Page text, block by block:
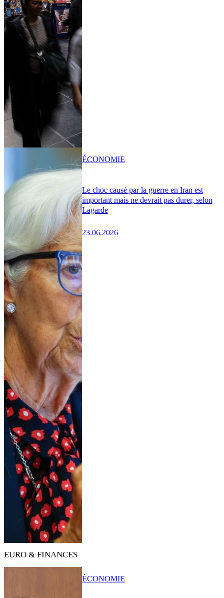
Le choc causé par la guerre en Iran est
important mais ne devrait pas durer, selon
Lagarde
23.06.2026
ÉCONOMIE
EURO & FINANCES
ÉCONOMIE